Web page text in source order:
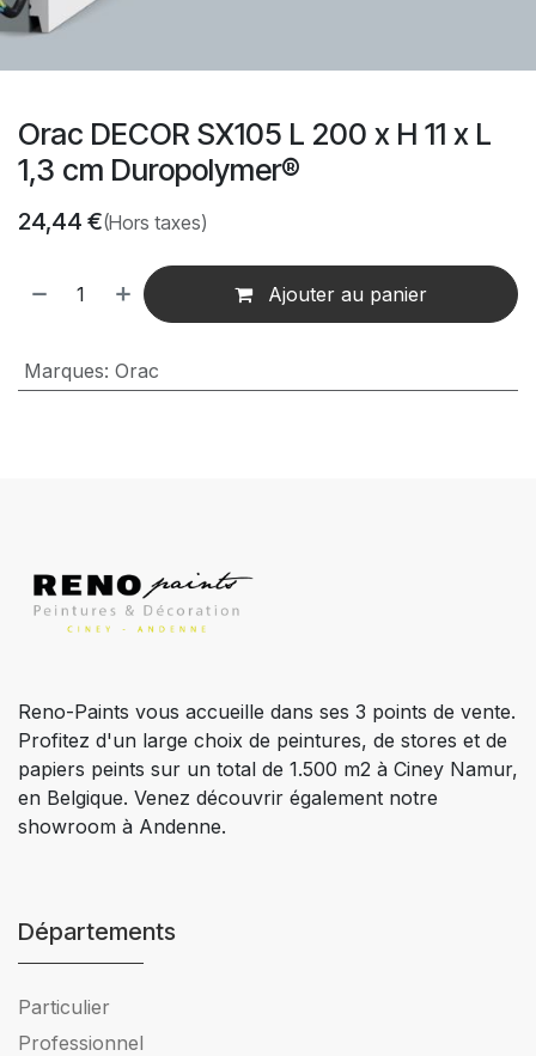
Orac DECOR SX105 L 200 x H 11 x L
1,3 cm Duropolymer® ‎
24,44 €(Hors taxes)
Ajouter au panier
Marques: Orac
Reno-Paints vous accueille dans ses 3 points de vente.
Profitez d'un large choix de peintures, de stores et de
papiers peints sur un total de 1.500 m2 à Ciney Namur,
en Belgique. Venez découvrir également notre
showroom à Andenne.
Départements
Particulier
Professionnel